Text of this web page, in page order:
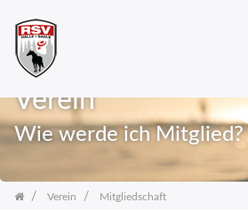
Zum
springen
Verein
Wie werde ich Mitglied?
Verein Mitgliedschaft